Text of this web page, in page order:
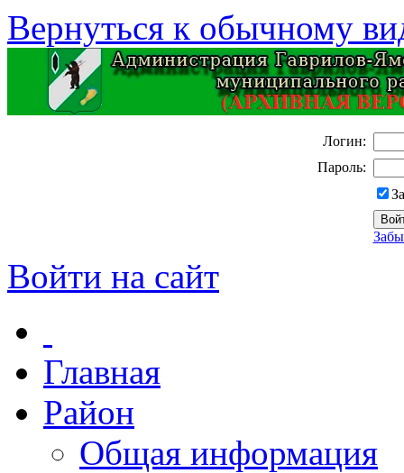
Вернуться к обычному
Логин:
Пароль:
Войти на сайт
Главная
Район
Общая информация